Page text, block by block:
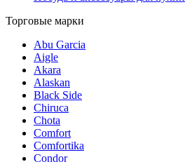
Торговые марки
Abu Garcia
Aigle
Akara
Alaskan
Black Side
Chiruca
Chota
Comfort
Comfortika
Condor